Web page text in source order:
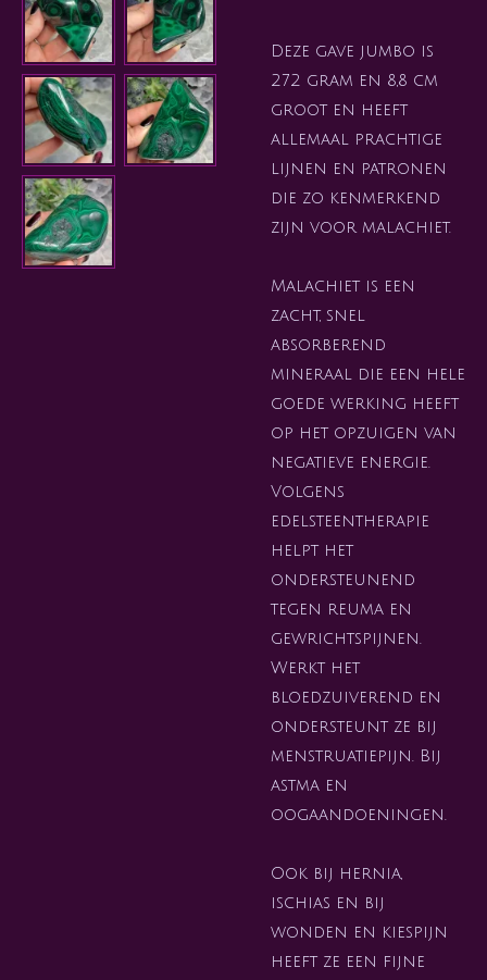
Deze gave jumbo is
272 gram en 8,8 cm
groot en heeft
allemaal prachtige
lijnen en patronen
die zo kenmerkend
zijn voor malachiet.
Malachiet is een
zacht, snel
absorberend
mineraal die een hele
goede werking heeft
op het opzuigen van
negatieve energie.
Volgens
edelsteentherapie
helpt het
ondersteunend
tegen reuma en
gewrichtspijnen.
Werkt het
bloedzuiverend en
ondersteunt ze bij
menstruatiepijn. Bij
astma en
oogaandoeningen.
Ook bij hernia,
ischias en bij
wonden en kiespijn
heeft ze een fijne